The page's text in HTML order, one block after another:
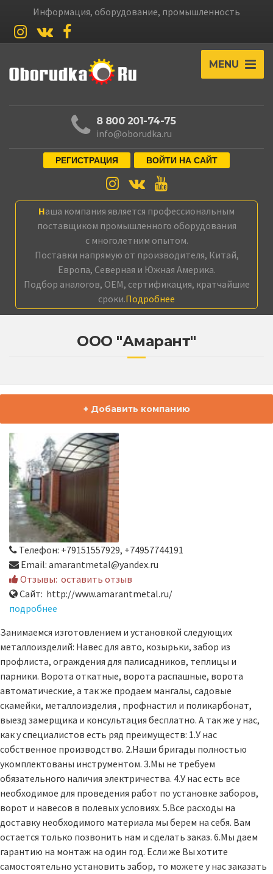
Информация, оборудование, промышленность
MENU
8 800 201-74-75
info@oborudka.ru
РЕГИСТРАЦИЯ ВОЙТИ НА САЙТ
Наша компания является профессиональным
поставщиком промышленного оборудования
с многолетним опытом.
Поставки напрямую от производителя, Китай,
Европа, Северная и Южная Америка.
Подбор аналогов, OEM, сертификация, кратчайшие
сроки.Подробнее
ООО "Амарант"
+ Добавить компанию
Телефон: +79151557929, +74957744191
Email: amarantmetal@yandex.ru
Отзывы: оставить отзыв
Сайт: http://www.amarantmetal.ru/
подробнее
Занимаемся изготовлением и установкой следующих
металлоизделий: Навес для авто, козырьки, забор из
профлиста, ограждения для палисадников, теплицы и
парники. Ворота откатные, ворота распашные, ворота
автоматические, а так же продаем мангалы, садовые
скамейки, металлоизделия , профнастил и поликарбонат,
выезд замерщика и консультация бесплатно. А так же у нас,
как у специалистов есть ряд преимуществ: 1.У нас
собственное производство. 2.Наши бригады полностью
укомплектованы инструментом. 3.Мы не требуем
обязательного наличия электричества. 4.У нас есть все
необходимое для проведения работ по установке заборов,
ворот и навесов в полевых условиях. 5.Все расходы на
доставку необходимого материала мы берем на себя. Вам
остается только позвонить нам и сделать заказ. 6.Мы даем
гарантию на монтаж на один год. Если же Вы хотите
самостоятельно установить забор, то можете у нас заказать